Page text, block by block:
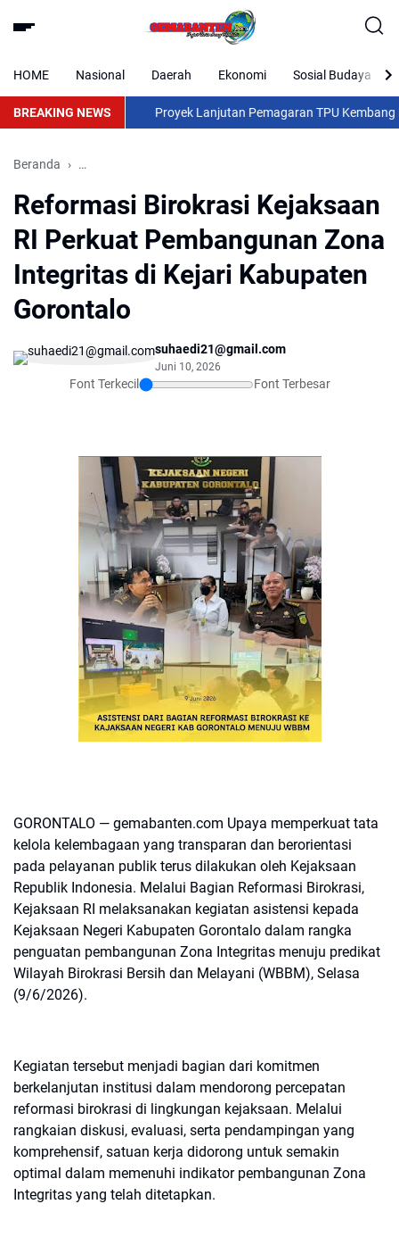
HOME Nasional Daerah Ekonomi Sosial Budaya
BREAKING NEWS Proyek Lanjutan Pemagaran TPU Kembang
Beranda Reformasi Birokrasi Kejaksaan Tinggi Perkuat
Reformasi Birokrasi Kejaksaan
RI Perkuat Pembangunan Zona
Integritas di Kejari Kabupaten
Gorontalo
suhaedi21@gmail.com
Juni 10, 2026
Font Terkecil Font Terbesar
GORONTALO — gemabanten.com Upaya memperkuat tata
kelola kelembagaan yang transparan dan berorientasi
pada pelayanan publik terus dilakukan oleh Kejaksaan
Republik Indonesia. Melalui Bagian Reformasi Birokrasi,
Kejaksaan RI melaksanakan kegiatan asistensi kepada
Kejaksaan Negeri Kabupaten Gorontalo dalam rangka
penguatan pembangunan Zona Integritas menuju predikat
Wilayah Birokrasi Bersih dan Melayani (WBBM), Selasa
(9/6/2026).
Kegiatan tersebut menjadi bagian dari komitmen
berkelanjutan institusi dalam mendorong percepatan
reformasi birokrasi di lingkungan kejaksaan. Melalui
rangkaian diskusi, evaluasi, serta pendampingan yang
komprehensif, satuan kerja didorong untuk semakin
optimal dalam memenuhi indikator pembangunan Zona
Integritas yang telah ditetapkan.